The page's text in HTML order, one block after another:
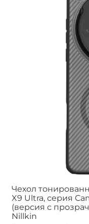
Чехол
X9 Ultra, серия
(версия с
Nillkin